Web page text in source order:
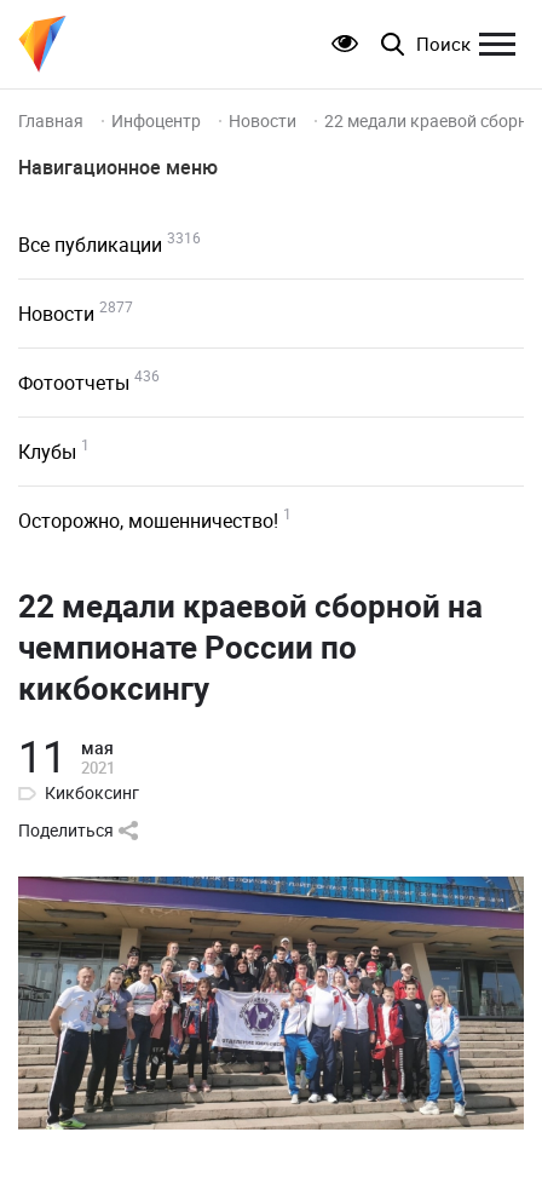
Поиск
Главная Инфоцентр Новости 22 медали краевой
Навигационное меню
Все публикации 3316
Новости 2877
Фотоотчеты 436
Клубы 1
Осторожно, мошенничество! 1
22 медали краевой сборной на
чемпионате России по
кикбоксингу
11 мая
2021
Кикбоксинг
Поделиться